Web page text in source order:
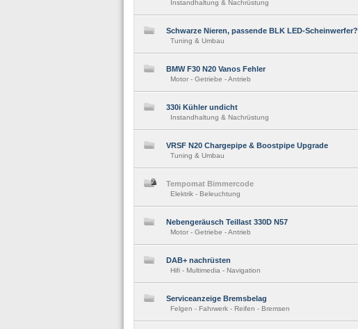
Instandhaltung & Nachrüstung
Schwarze Nieren, passende BLK LED-Scheinwerfer?
Tuning & Umbau
BMW F30 N20 Vanos Fehler
Motor - Getriebe - Antrieb
330i Kühler undicht
Instandhaltung & Nachrüstung
VRSF N20 Chargepipe & Boostpipe Upgrade
Tuning & Umbau
Tempomat Bimmercode
Elektrik - Beleuchtung
Nebengeräusch Teillast 330D N57
Motor - Getriebe - Antrieb
DAB+ nachrüsten
Hifi - Multimedia - Navigation
Serviceanzeige Bremsbelag
Felgen - Fahrwerk - Reifen - Bremsen